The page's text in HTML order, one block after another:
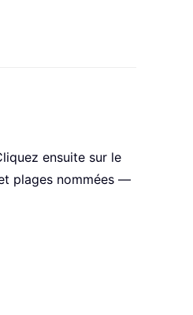
ensuite sur le
plages nommées —